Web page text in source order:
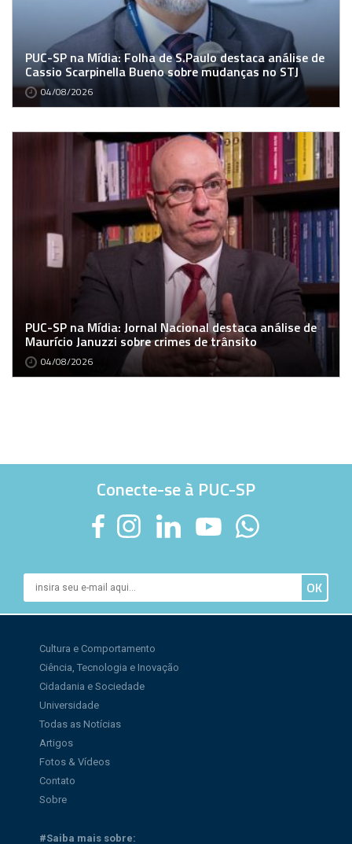
PUC-SP na Mídia: Folha de S.Paulo destaca análise de
Cassio Scarpinella Bueno sobre mudanças no STJ
04/08/2026
PUC-SP na Mídia: Jornal Nacional destaca análise de
Maurício Januzzi sobre crimes de trânsito
04/08/2026
Conecte-se à PUC-SP
Cultura e Comportamento
Ciência, Tecnologia e Inovação
Cidadania e Sociedade
Universidade
Todas as Notícias
Artigos
Fotos & Vídeos
Contato
Sobre
#Saiba mais sobre: